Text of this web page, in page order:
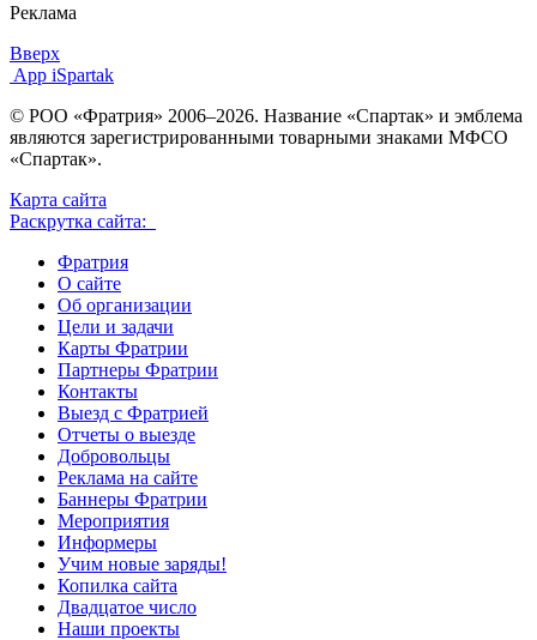
Реклама
Вверх
App iSpartak
© РОО «Фратрия» 2006–2026. Название «Спартак» и эмблема
являются зарегистрированными товарными знаками МФСО
«Спартак».
Карта сайта
Раскрутка сайта:
Фратрия
О сайте
Об организации
Цели и задачи
Карты Фратрии
Партнеры Фратрии
Контакты
Выезд с Фратрией
Отчеты о выезде
Добровольцы
Реклама на сайте
Баннеры Фратрии
Мероприятия
Информеры
Учим новые заряды!
Копилка сайта
Двадцатое число
Наши проекты